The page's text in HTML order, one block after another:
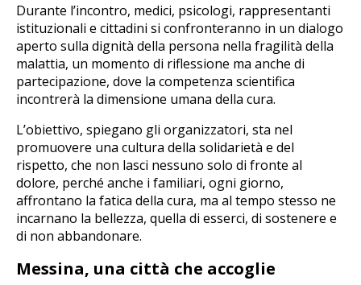
Durante l’incontro, medici, psicologi, rappresentanti
istituzionali e cittadini si confronteranno in un dialogo
aperto sulla dignità della persona nella fragilità della
malattia, un momento di riflessione ma anche di
partecipazione, dove la competenza scientifica
incontrerà la dimensione umana della cura.
L’obiettivo, spiegano gli organizzatori, sta nel
promuovere una cultura della solidarietà e del
rispetto, che non lasci nessuno solo di fronte al
dolore, perché anche i familiari, ogni giorno,
affrontano la fatica della cura, ma al tempo stesso ne
incarnano la bellezza, quella di esserci, di sostenere e
di non abbandonare.
Messina, una città che accoglie